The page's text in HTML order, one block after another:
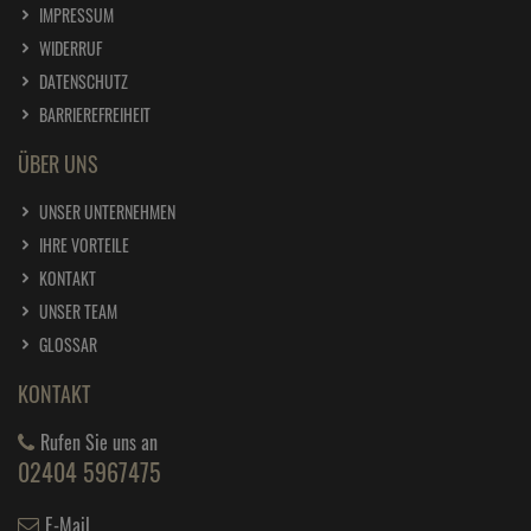
IMPRESSUM
WIDERRUF
DATENSCHUTZ
BARRIEREFREIHEIT
ÜBER UNS
UNSER UNTERNEHMEN
IHRE VORTEILE
KONTAKT
UNSER TEAM
GLOSSAR
KONTAKT
Rufen Sie uns an
02404 5967475
E-Mail